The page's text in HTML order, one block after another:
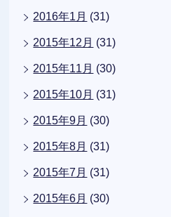
2016年1月 (31)
2015年12月 (31)
2015年11月 (30)
2015年10月 (31)
2015年9月 (30)
2015年8月 (31)
2015年7月 (31)
2015年6月 (30)